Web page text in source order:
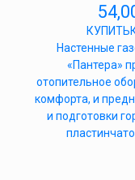
КУПИТЬ
Настенные
«Пантера»
отопительное
комфорта, и
и подготовки